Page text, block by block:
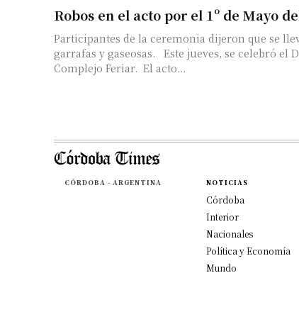
Robos en el acto por el 1º de Mayo
Participantes de la ceremonia dijeron que se
garrafas y gaseosas. Este jueves, se celebró el
Complejo Feriar. El acto...
CÓRDOBA - ARGENTINA NOTICIAS
Córdoba
Interior
Nacionales
Política y Economía
Mundo